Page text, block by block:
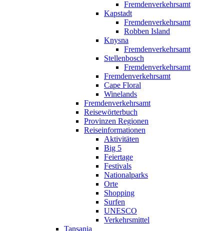
Fremdenverkehrsamt
Kapstadt
Fremdenverkehrsamt
Robben Island
Knysna
Fremdenverkehrsamt
Stellenbosch
Fremdenverkehrsamt
Fremdenverkehrsamt
Cape Floral
Winelands
Fremdenverkehrsamt
Reisewörterbuch
Provinzen Regionen
Reiseinformationen
Aktivitäten
Big 5
Feiertage
Festivals
Nationalparks
Orte
Shopping
Surfen
UNESCO
Verkehrsmittel
Tansania